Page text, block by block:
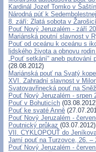
Kardinál Jozef Tomko v
Národná púť k
8. září: Zlatá sobota v
Pouť Nový Jeruzalém - září
Mariánská poutní slavnost v
Pouť od oceánu k oceánu s
lidského života a obnovu
„Pouť setkání“ aneb putování
(28.08.2012)
Mariánská pouť na Svatý
XVI. Zahradní slavnost v
Svatovavřinecká pouť na
Pouť Nový Jeruzalém - srpen
Pouť v Bohuticích
Pouť ke svaté Anně
Pouť Nový Jeruzalém -
Poutnický průkaz (03.07.2012)
VII. CYKLOPOUŤ do
Jarní pouť na Turzovce, 26. –
Pouť Nový Jeruzalém -